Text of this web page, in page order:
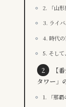
2. 「山形
3. ライ
4. 時代の
5. そし
【
タワー」
1. 「那覇